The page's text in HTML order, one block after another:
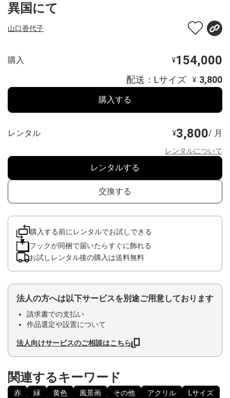
異国にて
山口香代子
購入 ¥154,000
配送：Lサイズ ¥ 3,800
購入する
レンタル ¥3,800/ 月
レンタルについて
レンタルする
交換する
購入する前にレンタルでお試しできる
フックが同梱で届いたらすぐに飾れる
お試しレンタル後の購入は送料無料
法人の方へは以下サービスを別途ご用意しております
請求書での支払い
作品選定や設置について
法人向けサービスのご相談はこちら
関連するキーワード
赤 緑 黄色 風景画 その他 アクリル Lサイズ